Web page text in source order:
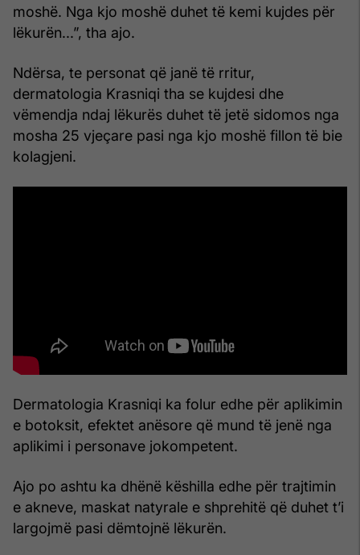
moshë. Nga kjo moshë duhet të kemi kujdes për
lëkurën...”, tha ajo.
Ndërsa, te personat që janë të rritur,
dermatologia Krasniqi tha se kujdesi dhe
vëmendja ndaj lëkurës duhet të jetë sidomos nga
mosha 25 vjeçare pasi nga kjo moshë fillon të bie
kolagjeni.
Dermatologia Krasniqi ka folur edhe për aplikimin
e botoksit, efektet anësore që mund të jenë nga
aplikimi i personave jokompetent.
Ajo po ashtu ka dhënë këshilla edhe për trajtimin
e akneve, maskat natyrale e shprehitë që duhet t’i
largojmë pasi dëmtojnë lëkurën.